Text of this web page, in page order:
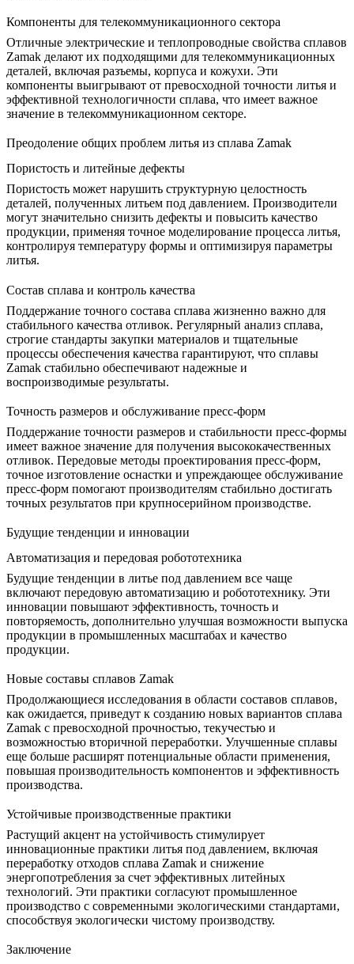
Компоненты для телекоммуникационного сектора
Отличные электрические и теплопроводные свойства сплавов
Zamak делают их подходящими для телекоммуникационных
деталей, включая разъемы, корпуса и кожухи. Эти
компоненты выигрывают от превосходной точности литья и
эффективной технологичности сплава, что имеет важное
значение в телекоммуникационном секторе.
Преодоление общих проблем литья из сплава Zamak
Пористость и литейные дефекты
Пористость может нарушить структурную целостность
деталей, полученных литьем под давлением. Производители
могут значительно снизить дефекты и повысить качество
продукции, применяя точное моделирование процесса литья,
контролируя температуру формы и оптимизируя параметры
литья.
Состав сплава и контроль качества
Поддержание точного состава сплава жизненно важно для
стабильного качества отливок. Регулярный анализ сплава,
строгие стандарты закупки материалов и тщательные
процессы обеспечения качества гарантируют, что сплавы
Zamak стабильно обеспечивают надежные и
воспроизводимые результаты.
Точность размеров и обслуживание пресс-форм
Поддержание точности размеров и стабильности пресс-формы
имеет важное значение для получения высококачественных
отливок. Передовые методы проектирования пресс-форм,
точное изготовление оснастки и упреждающее обслуживание
пресс-форм помогают производителям стабильно достигать
точных результатов при крупносерийном производстве.
Будущие тенденции и инновации
Автоматизация и передовая робототехника
Будущие тенденции в литье под давлением все чаще
включают передовую автоматизацию и робототехнику. Эти
инновации повышают эффективность, точность и
повторяемость, дополнительно улучшая возможности выпуска
продукции в промышленных масштабах и качество
продукции.
Новые составы сплавов Zamak
Продолжающиеся исследования в области составов сплавов,
как ожидается, приведут к созданию новых вариантов сплава
Zamak с превосходной прочностью, текучестью и
возможностью вторичной переработки. Улучшенные сплавы
еще больше расширят потенциальные области применения,
повышая производительность компонентов и эффективность
производства.
Устойчивые производственные практики
Растущий акцент на устойчивость стимулирует
инновационные практики литья под давлением, включая
переработку отходов сплава Zamak и снижение
энергопотребления за счет эффективных литейных
технологий. Эти практики согласуют промышленное
производство с современными экологическими стандартами,
способствуя экологически чистому производству.
Заключение